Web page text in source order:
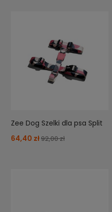
Zee Dog Szelki dla psa Split
64,40 zł92,00 zł